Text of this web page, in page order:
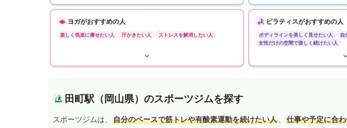
ヨガがおすすめの人
楽しく気楽に痩せたい人 汗かきたい人 ストレスを解消したい人
ピラティスがおすすめの人
ボディラインを美しく見せたい人
自
女性だけの空間で楽しく続けたい人
田町駅（岡山県）のスポーツジムを探す
スポーツジムは、 自分のペースで筋トレや有酸素運動を続けたい人 、 仕事や予定に合